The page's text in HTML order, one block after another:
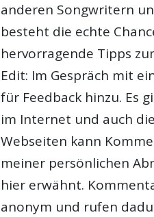
anderen Songwritern
besteht die echte
hervorragende Tipps
Edit: Im Gespräch mit
für Feedback hinzu. Es
im Internet und auch
Webseiten kann
meiner persönlichen
hier erwähnt.
anonym und rufen